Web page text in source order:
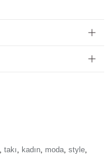
takı kadın moda style